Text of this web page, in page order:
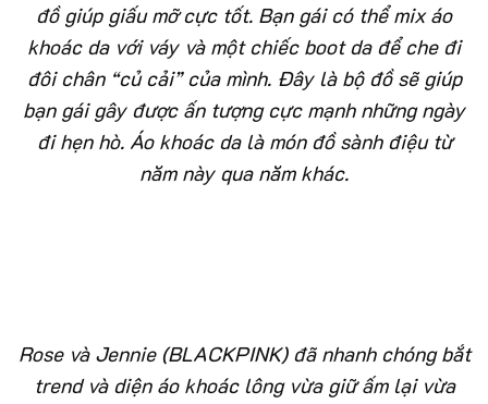
đồ giúp giấu mỡ cực tốt. Bạn gái có thể mix áo
khoác da với váy và một chiếc boot da để che đi
đôi chân “củ cải” của mình. Đây là bộ đồ sẽ giúp
bạn gái gây được ấn tượng cực mạnh những ngày
đi hẹn hò. Áo khoác da là món đồ sành điệu từ
năm này qua năm khác.
Rose và Jennie (BLACKPINK) đã nhanh chóng bắt
trend và diện áo khoác lông vừa giữ ấm lại vừa